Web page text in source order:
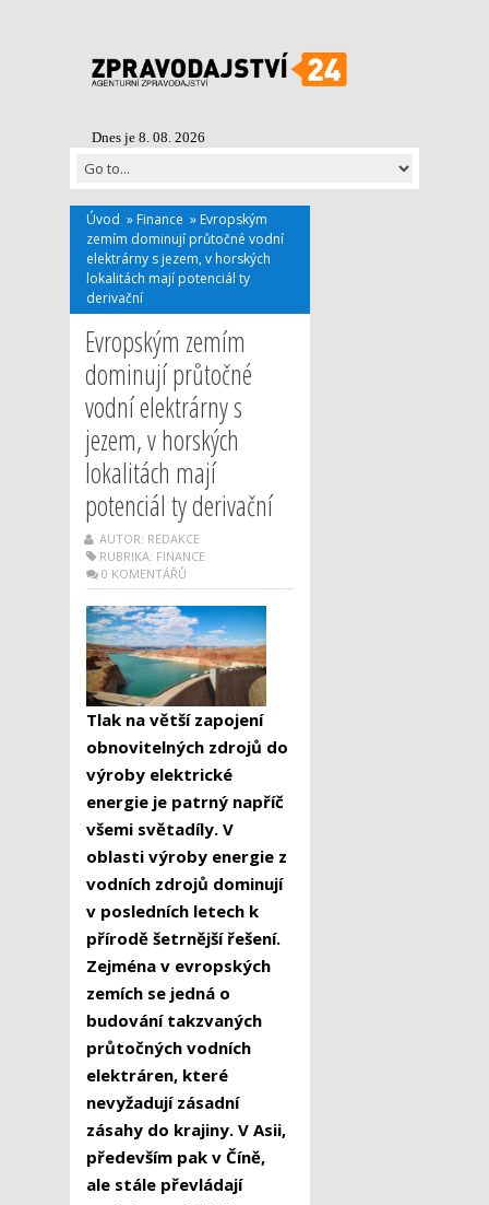
Dnes je 8. 08. 2026
Úvod » Finance » Evropským
zemím dominují průtočné vodní
elektrárny s jezem, v horských
lokalitách mají potenciál ty
derivační
Evropským zemím
dominují průtočné
vodní elektrárny s
jezem, v horských
lokalitách mají
potenciál ty derivační
AUTOR: REDAKCE
RUBRIKA: FINANCE
0 KOMENTÁŘŮ
Tlak na větší zapojení
obnovitelných zdrojů do
výroby elektrické
energie je patrný napříč
všemi světadíly. V
oblasti výroby energie z
vodních zdrojů dominují
v posledních letech k
přírodě šetrnější řešení.
Zejména v evropských
zemích se jedná o
budování takzvaných
průtočných vodních
elektráren, které
nevyžadují zásadní
zásahy do krajiny. V Asii,
především pak v Číně,
ale stále převládají